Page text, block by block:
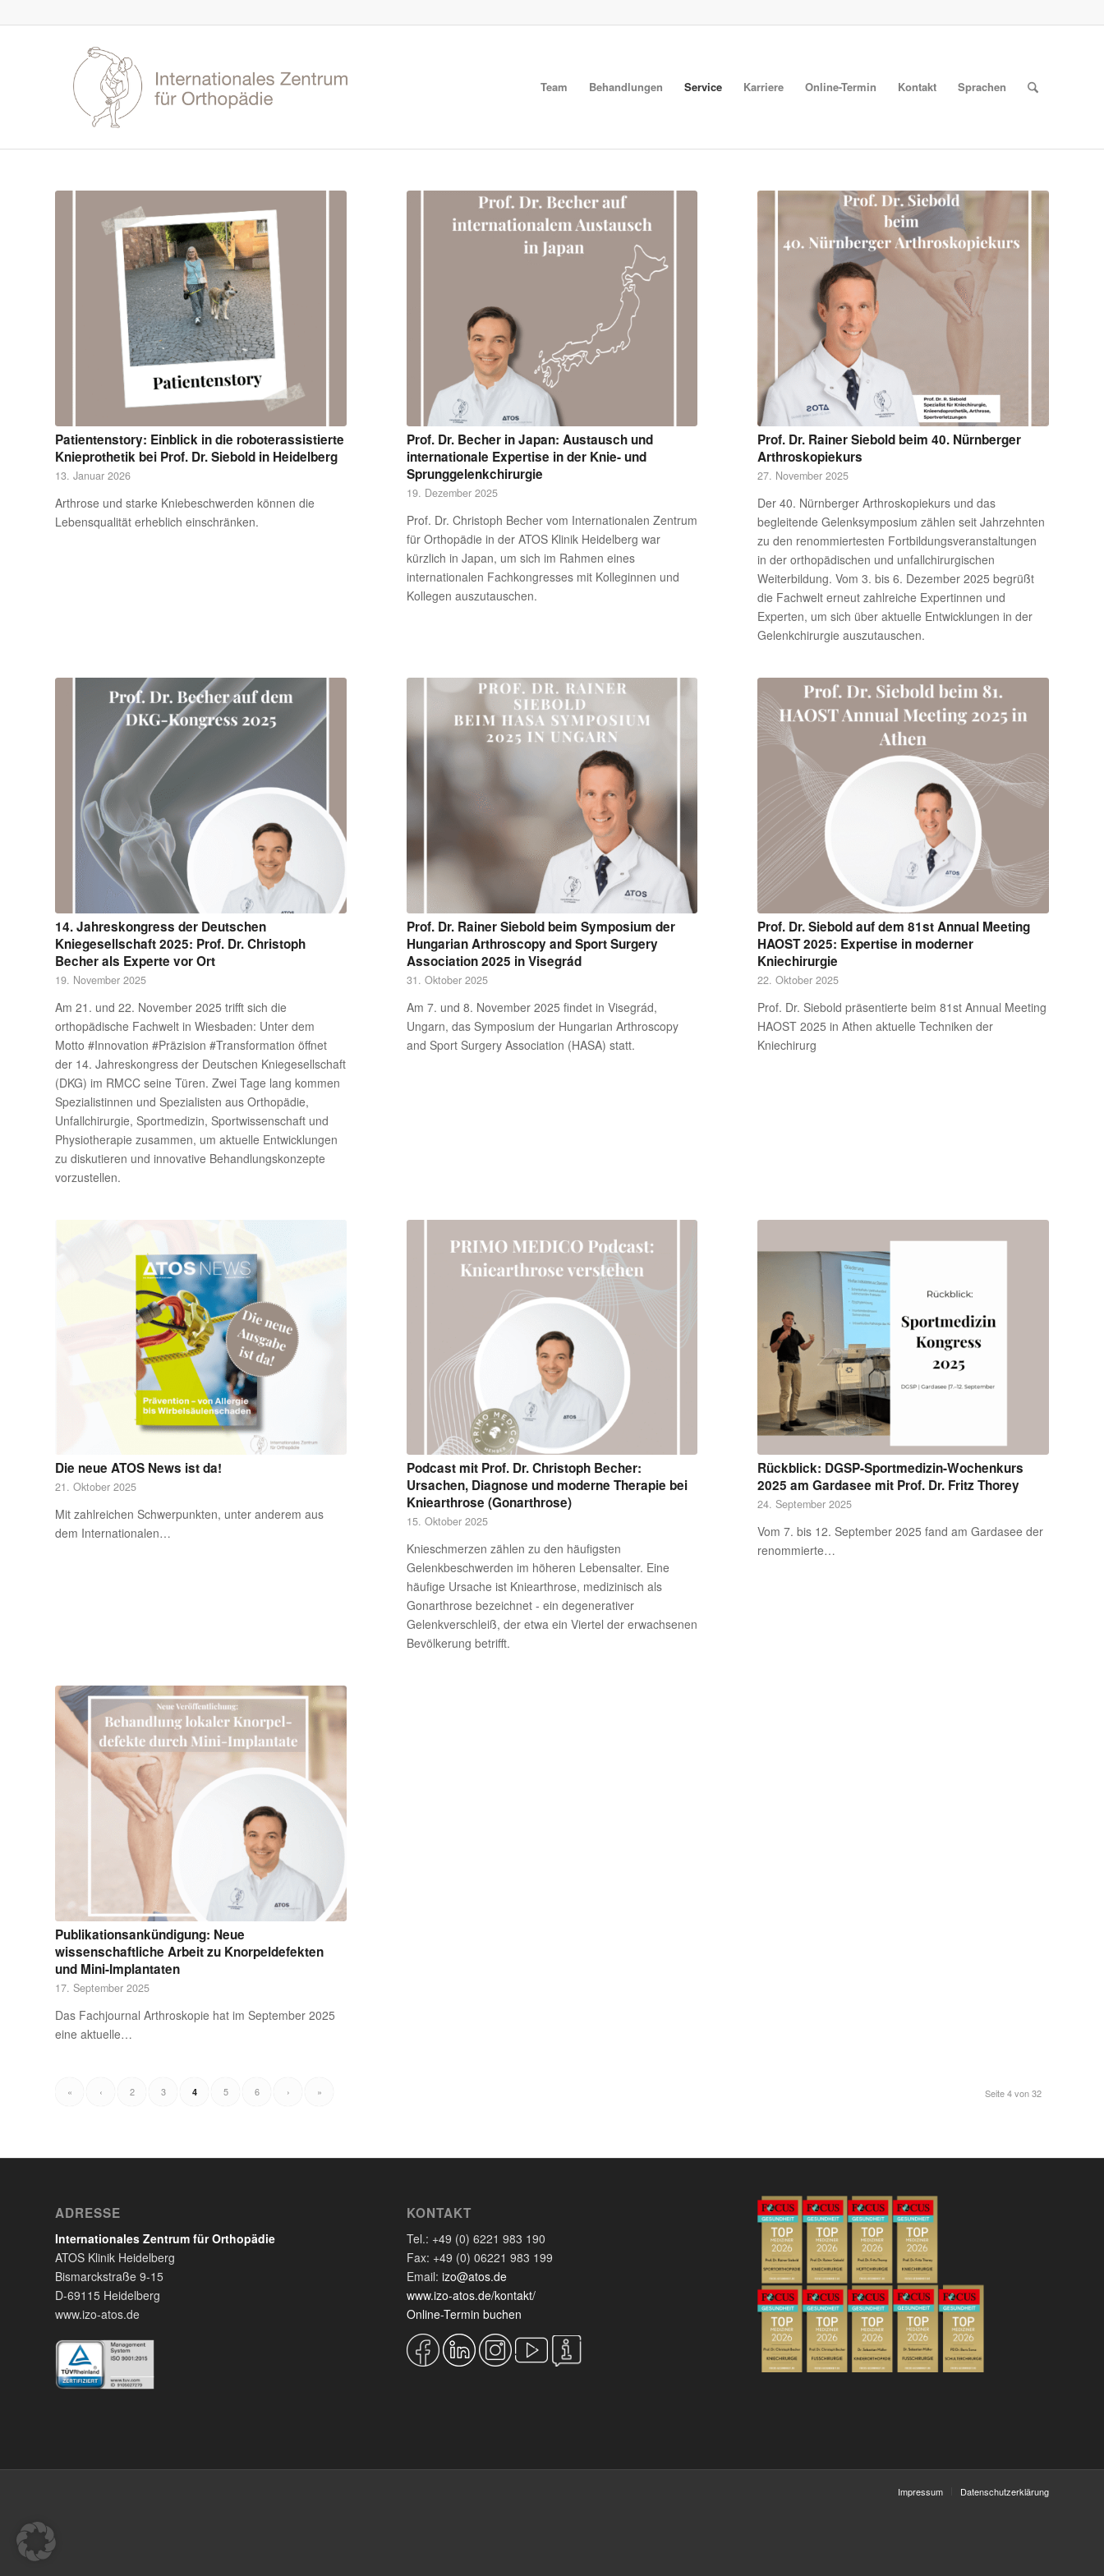
Team Behandlungen Service Karriere Online-Termin Kontakt Sprachen
Patientenstory: Einblick in die roboterassistierte
Knieprothetik bei Prof. Dr. Siebold in Heidelberg
13. Januar 2026
Arthrose und starke Kniebeschwerden können die
Lebensqualität erheblich einschränken.
Prof. Dr. Becher in Japan: Austausch und
internationale Expertise in der Knie- und
Sprunggelenkchirurgie
19. Dezember 2025
Prof. Dr. Christoph Becher vom Internationalen Zentrum
für Orthopädie in der ATOS Klinik Heidelberg war
kürzlich in Japan, um sich im Rahmen eines
internationalen Fachkongresses mit Kolleginnen und
Kollegen auszutauschen.
Prof. Dr. Rainer Siebold beim 40. Nürnberger
Arthroskopiekurs
27. November 2025
Der 40. Nürnberger Arthroskopiekurs und das
begleitende Gelenksymposium zählen seit Jahrzehnten
zu den renommiertesten Fortbildungsveranstaltungen
in der orthopädischen und unfallchirurgischen
Weiterbildung. Vom 3. bis 6. Dezember 2025 begrüßt
die Fachwelt erneut zahlreiche Expertinnen und
Experten, um sich über aktuelle Entwicklungen in der
Gelenkchirurgie auszutauschen.
14. Jahreskongress der Deutschen
Kniegesellschaft 2025: Prof. Dr. Christoph
Becher als Experte vor Ort
19. November 2025
Am 21. und 22. November 2025 trifft sich die
orthopädische Fachwelt in Wiesbaden: Unter dem
Motto #Innovation #Präzision #Transformation öffnet
der 14. Jahreskongress der Deutschen Kniegesellschaft
(DKG) im RMCC seine Türen. Zwei Tage lang kommen
Spezialistinnen und Spezialisten aus Orthopädie,
Unfallchirurgie, Sportmedizin, Sportwissenschaft und
Physiotherapie zusammen, um aktuelle Entwicklungen
zu diskutieren und innovative Behandlungskonzepte
vorzustellen.
Prof. Dr. Rainer Siebold beim Symposium der
Hungarian Arthroscopy and Sport Surgery
Association 2025 in Visegrád
31. Oktober 2025
Am 7. und 8. November 2025 findet in Visegrád,
Ungarn, das Symposium der Hungarian Arthroscopy
and Sport Surgery Association (HASA) statt.
Prof. Dr. Siebold auf dem 81st Annual Meeting
HAOST 2025: Expertise in moderner
Kniechirurgie
22. Oktober 2025
Prof. Dr. Siebold präsentierte beim 81st Annual Meeting
HAOST 2025 in Athen aktuelle Techniken der
Kniechirurg
Die neue ATOS News ist da!
21. Oktober 2025
Mit zahlreichen Schwerpunkten, unter anderem aus
dem Internationalen…
Podcast mit Prof. Dr. Christoph Becher:
Ursachen, Diagnose und moderne Therapie bei
Kniearthrose (Gonarthrose)
15. Oktober 2025
Knieschmerzen zählen zu den häufigsten
Gelenkbeschwerden im höheren Lebensalter. Eine
häufige Ursache ist Kniearthrose, medizinisch als
Gonarthrose bezeichnet - ein degenerativer
Gelenkverschleiß, der etwa ein Viertel der erwachsenen
Bevölkerung betrifft.
Rückblick: DGSP-Sportmedizin-Wochenkurs
2025 am Gardasee mit Prof. Dr. Fritz Thorey
24. September 2025
Vom 7. bis 12. September 2025 fand am Gardasee der
renommierte…
Publikationsankündigung: Neue
wissenschaftliche Arbeit zu Knorpeldefekten
und Mini-Implantaten
17. September 2025
Das Fachjournal Arthroskopie hat im September 2025
eine aktuelle…
Seite 4 von 32
« ‹ 2 3 4 5 6 › »
ADRESSE
Internationales Zentrum für Orthopädie
ATOS Klinik Heidelberg
Bismarckstraße 9-15
D-69115 Heidelberg
www.izo-atos.de
KONTAKT
Tel.: +49 (0) 6221 983 190
Fax: +49 (0) 06221 983 199
Email: izo@atos.de
www.izo-atos.de/kontakt/
Online-Termin buchen
Impressum Datenschutzerklärung